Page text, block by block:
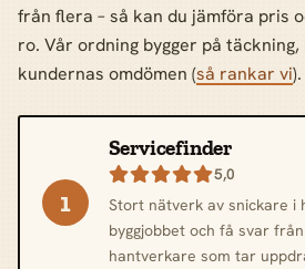
från flera – så kan du jämföra pris
ro. Vår ordning bygger på
kundernas omdömen (så rankar vi).
1
Servicefinder
5,0
Stort nätverk av snickare i
byggjobbet och få svar
hantverkare som tar